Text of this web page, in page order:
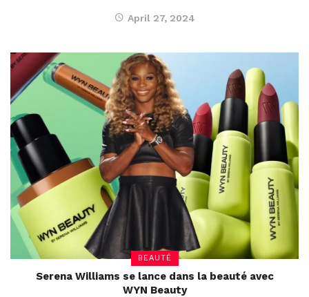
April 27, 2024
BEAUTÉ
Serena Williams se lance dans la beauté avec
WYN Beauty